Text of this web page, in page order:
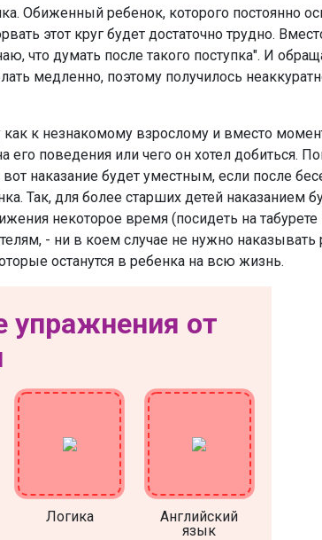
Обиженный ребенок, которого постоянно
этот круг будет достаточно трудно.
что думать после такого поступка". И
медленно, поэтому получилось
как к незнакомому взрослому и вместо
поведения или чего он хотел добиться.
вот наказание будет уместным, если после
Так, для более старших детей наказанием
некоторое время (посидеть на табурете
- ни в коем случае не нужно наказывать
останутся в ребенка на всю жизнь.
от
Логика
Английский
язык